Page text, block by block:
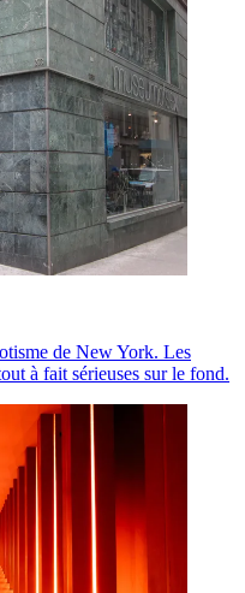
de New York. Les
à fait sérieuses sur le fond.